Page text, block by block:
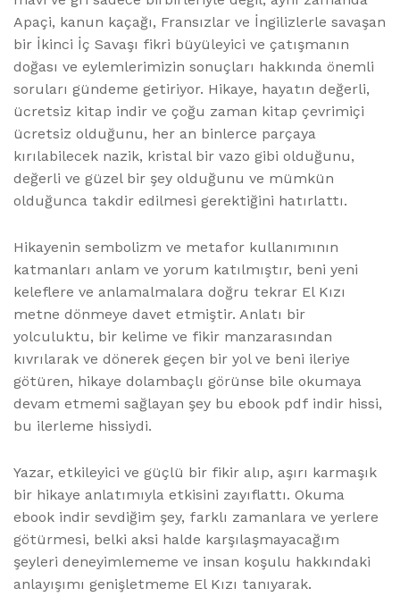
Apaçi, kanun kaçağı, Fransızlar ve İngilizlerle savaşan
bir İkinci İç Savaşı fikri büyüleyici ve çatışmanın
doğası ve eylemlerimizin sonuçları hakkında önemli
soruları gündeme getiriyor. Hikaye, hayatın değerli,
ücretsiz kitap indir ve çoğu zaman kitap çevrimiçi
ücretsiz olduğunu, her an binlerce parçaya
kırılabilecek nazik, kristal bir vazo gibi olduğunu,
değerli ve güzel bir şey olduğunu ve mümkün
olduğunca takdir edilmesi gerektiğini hatırlattı.
Hikayenin sembolizm ve metafor kullanımının
katmanları anlam ve yorum katılmıştır, beni yeni
keleflere ve anlamalmalara doğru tekrar El Kızı
metne dönmeye davet etmiştir. Anlatı bir
yolculuktu, bir kelime ve fikir manzarasından
kıvrılarak ve dönerek geçen bir yol ve beni ileriye
götüren, hikaye dolambaçlı görünse bile okumaya
devam etmemi sağlayan şey bu ebook pdf indir hissi,
bu ilerleme hissiydi.
Yazar, etkileyici ve güçlü bir fikir alıp, aşırı karmaşık
bir hikaye anlatımıyla etkisini zayıflattı. Okuma
ebook indir sevdiğim şey, farklı zamanlara ve yerlere
götürmesi, belki aksi halde karşılaşmayacağım
şeyleri deneyimlememe ve insan koşulu hakkındaki
anlayışımı genişletmeme El Kızı tanıyarak.